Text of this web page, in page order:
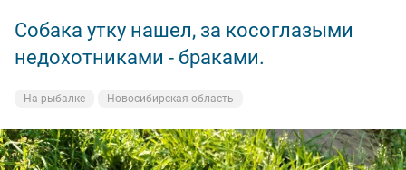
Собака утку нашел, за косоглазыми
недохотниками - браками.
На рыбалке Новосибирская область